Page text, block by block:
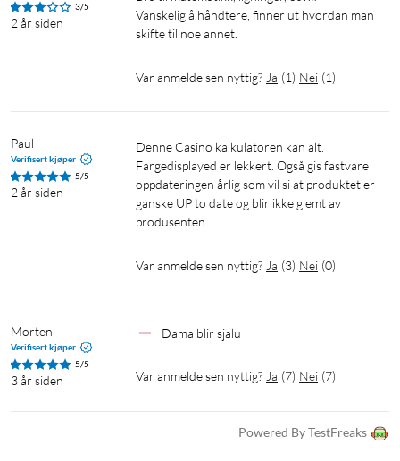
3/5
2 år siden
Vanskelig å håndtere, finner ut hvordan man
skifte til noe annet.
Var anmeldelsen nyttig? Ja (1) Nei (1)
Paul
Verifisert kjøper
5/5
2 år siden
Denne Casino kalkulatoren kan alt.
Fargedisplayed er lekkert. Også gis fastvare
oppdateringen årlig som vil si at produktet er
ganske UP to date og blir ikke glemt av
produsenten.
Var anmeldelsen nyttig? Ja (3) Nei (0)
Morten
Verifisert kjøper
5/5
3 år siden
Dama blir sjalu
Var anmeldelsen nyttig? Ja (7) Nei (7)
Powered By TestFreaks